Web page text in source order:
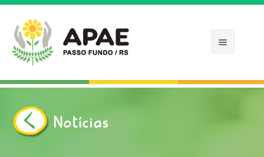
INÍCIO
Notícias